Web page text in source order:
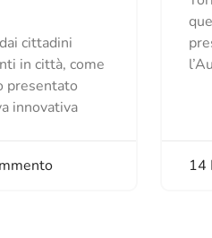
cittadini
in città, come
presentato
innovativa
14